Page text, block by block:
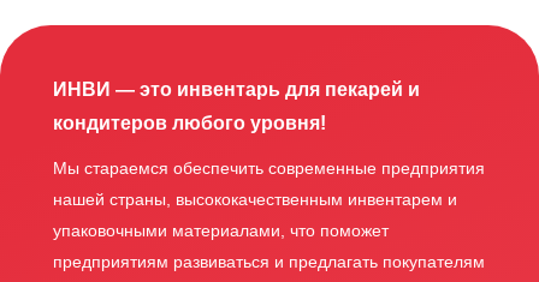
ИНВИ — это инвентарь для пекарей и
кондитеров любого уровня!
Мы стараемся обеспечить современные предприятия
нашей страны, высококачественным инвентарем и
упаковочными материалами, что поможет
предприятиям развиваться и предлагать покупателям